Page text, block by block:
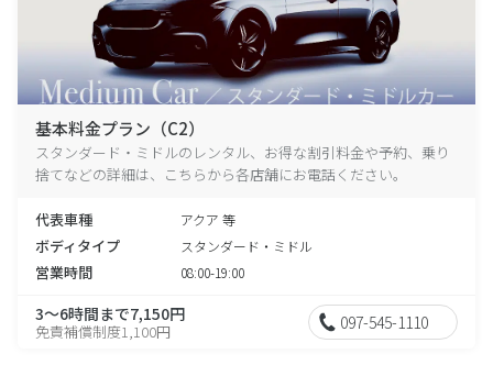
基本料金プラン（C2）
スタンダード・ミドルのレンタル、お得な割引料金や予約、乗り
捨てなどの詳細は、こちらから各店舗にお電話ください。
代表車種 アクア 等
ボディタイプ スタンダード・ミドル
営業時間 08:00-19:00
3～6時間まで7,150円
免責補償制度1,100円 097-545-1110